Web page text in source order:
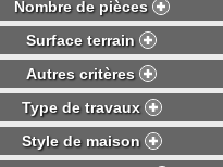
Nombre de pièces
Surface terrain
Autres critères
Type de travaux
Style de maison